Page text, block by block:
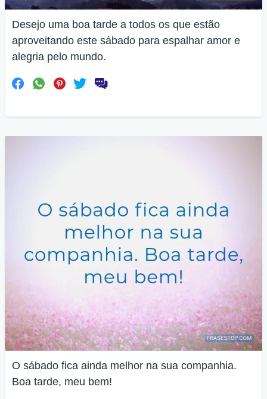
Desejo uma boa tarde a todos os que estão
aproveitando este sábado para espalhar amor e
alegria pelo mundo.
O sábado fica ainda melhor na sua companhia.
Boa tarde, meu bem!